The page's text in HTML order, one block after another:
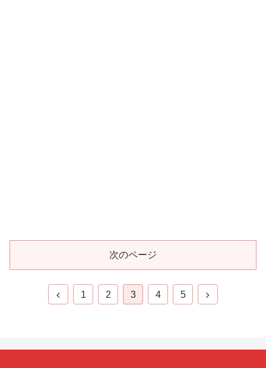
次のページ
前
1 2 3 4 5
次